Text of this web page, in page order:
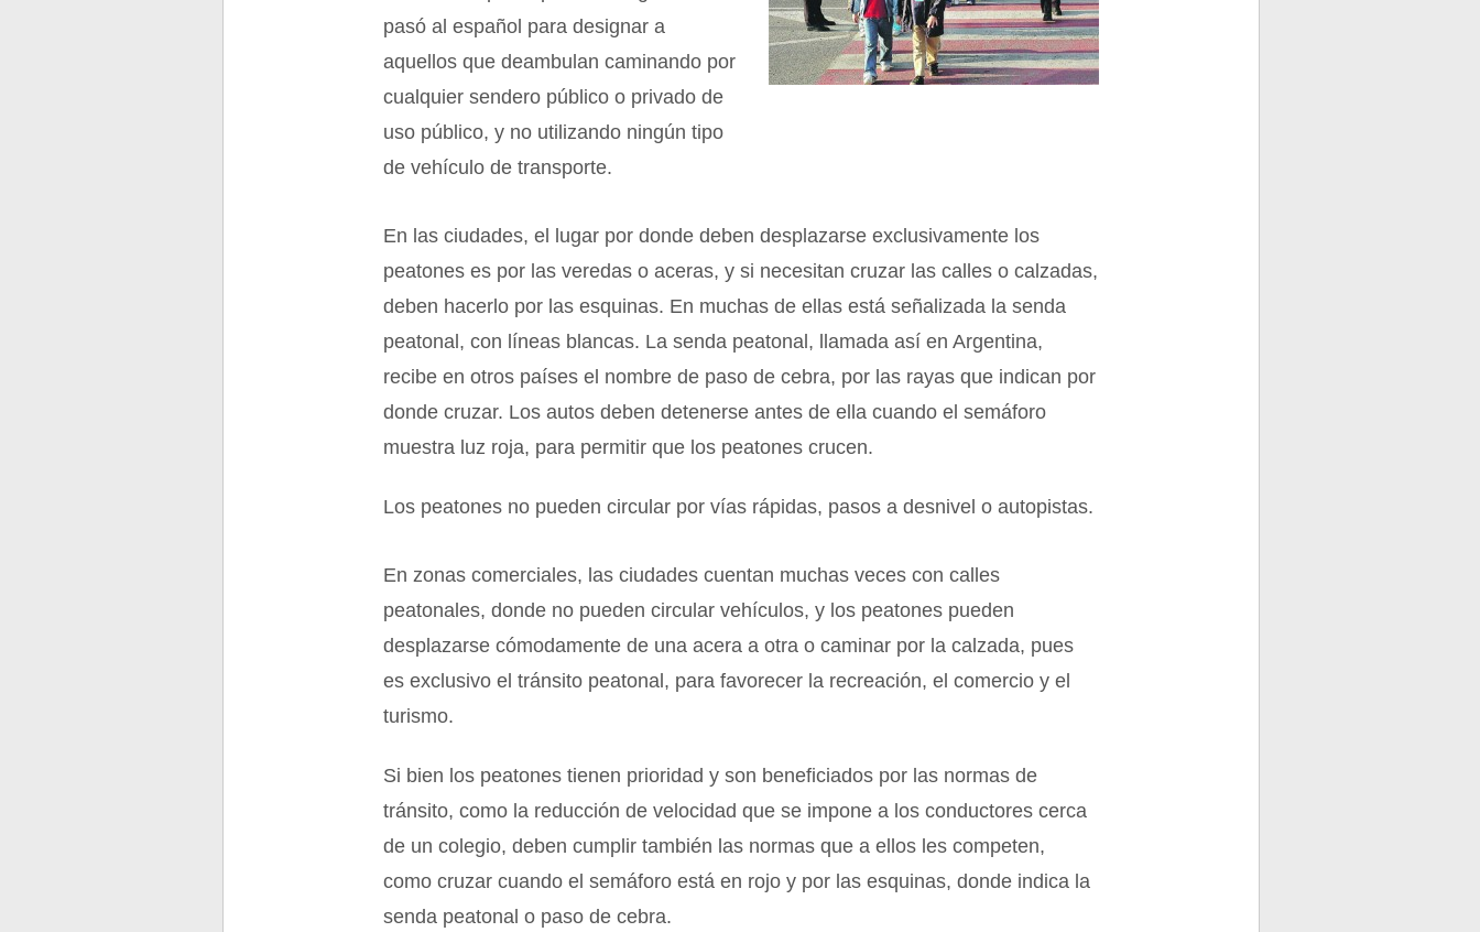
pasó al español para designar a
aquellos que deambulan caminando por
cualquier sendero público o privado de
uso público, y no utilizando ningún tipo
de vehículo de transporte.
En las ciudades, el lugar por donde deben desplazarse exclusivamente los
peatones es por las veredas o aceras, y si necesitan cruzar las calles o calzadas,
deben hacerlo por las esquinas. En muchas de ellas está señalizada la senda
peatonal, con líneas blancas. La senda peatonal, llamada así en Argentina,
recibe en otros países el nombre de paso de cebra, por las rayas que indican por
donde cruzar. Los autos deben detenerse antes de ella cuando el semáforo
muestra luz roja, para permitir que los peatones crucen.
Los peatones no pueden circular por vías rápidas, pasos a desnivel o autopistas.
En zonas comerciales, las ciudades cuentan muchas veces con calles
peatonales, donde no pueden circular vehículos, y los peatones pueden
desplazarse cómodamente de una acera a otra o caminar por la calzada, pues
es exclusivo el tránsito peatonal, para favorecer la recreación, el comercio y el
turismo.
Si bien los peatones tienen prioridad y son beneficiados por las normas de
tránsito, como la reducción de velocidad que se impone a los conductores cerca
de un colegio, deben cumplir también las normas que a ellos les competen,
como cruzar cuando el semáforo está en rojo y por las esquinas, donde indica la
senda peatonal o paso de cebra.